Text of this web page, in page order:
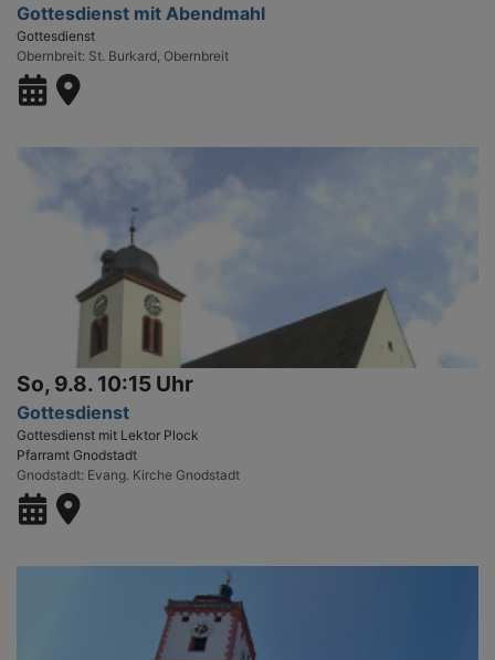
Gottesdienst mit Abendmahl
Gottesdienst
Obernbreit St. Burkard, Obernbreit
So, 9.8. 10:15 Uhr
Gottesdienst
Gottesdienst mit Lektor Plock
Pfarramt Gnodstadt
Gnodstadt Evang. Kirche Gnodstadt